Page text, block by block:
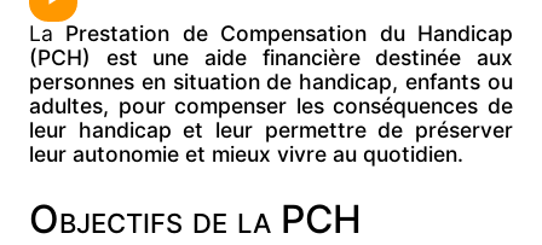
La Prestation de Compensation du Handicap
(PCH) est une aide financière destinée aux
personnes en situation de handicap, enfants ou
adultes, pour compenser les conséquences de
leur handicap et leur permettre de préserver
leur autonomie et mieux vivre au quotidien.
Objectifs de la PCH